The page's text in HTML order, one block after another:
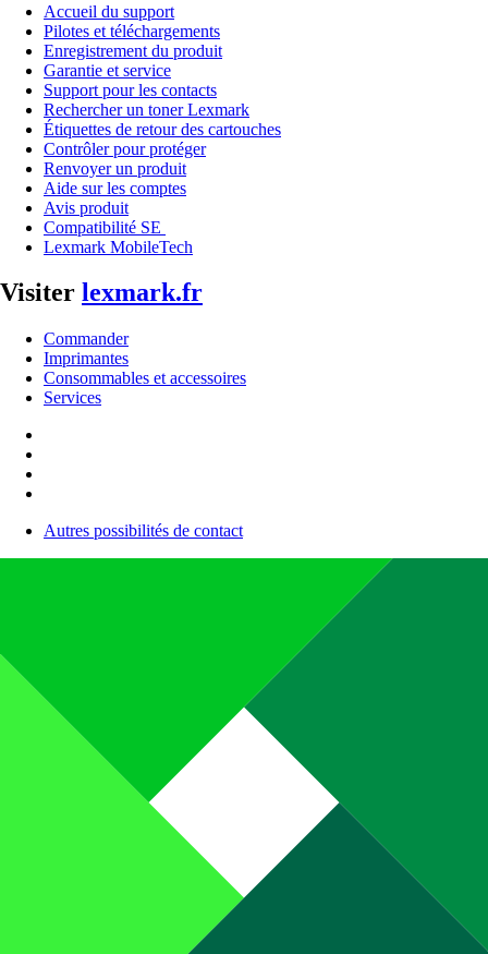
Accueil du support
Pilotes et téléchargements
Enregistrement du produit
Garantie et service
Support pour les contacts
Rechercher un toner Lexmark
Étiquettes de retour des cartouches
Contrôler pour protéger
Renvoyer un produit
Aide sur les comptes
Avis produit
Compatibilité SE
Lexmark MobileTech
Visiter lexmark.fr
Commander
Imprimantes
Consommables et accessoires
Services
Autres possibilités de contact